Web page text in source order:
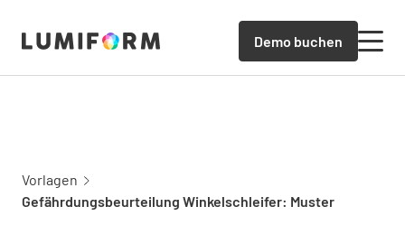
Demo buchen
Vorlagen
Gefährdungsbeurteilung Winkelschleifer: Muster